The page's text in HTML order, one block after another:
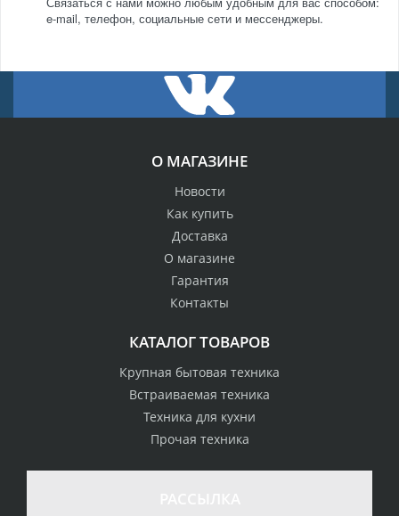
e-mail, телефон, социальные сети и мессенджеры.
О МАГАЗИНЕ
Новости
Как купить
Доставка
О магазине
Гарантия
Контакты
КАТАЛОГ ТОВАРОВ
Крупная бытовая техника
Встраиваемая техника
Техника для кухни
Прочая техника